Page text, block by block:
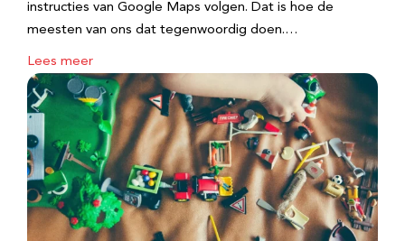
instructies van Google Maps volgen. Dat is hoe de
meesten van ons dat tegenwoordig doen.…
Lees meer